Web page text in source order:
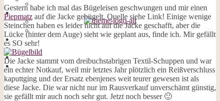
Galerie
Opal-Abos
Strickblogs
Hörbücher
100 Dinge
Impressum
Datenschutzerklärung
Cookies
Galerie
Opal-Abos
Strickblogs
Hörbücher
Gestern habe ich mal das Bügeleisen geschwungen und mir einen
Piepmatz auf die Jacke gebügelt. Quelle siehe Link! Einige wenige
Steinchen haben es leider nicht auf die Jacke geschafft, aber die
Lücke (hinter dem Auge) sieht wie geplant aus, finde ich. Mir gefällt
es SO sehr!
Die Jacke stammt vom dreibuchstabrigen Textil-Schuppen und war
ein echter Notkauf, weil mir letztes Jahr plötzlich ein Reißverschluss
kaputtging und der Ersatz ebenjenes weit teurer gewesen ist als
diese Jacke. Die war nicht nur im Rausverkauf unverschämt günstig,
sie gefällt mir auch noch sehr gut. Jetzt noch besser 🙂